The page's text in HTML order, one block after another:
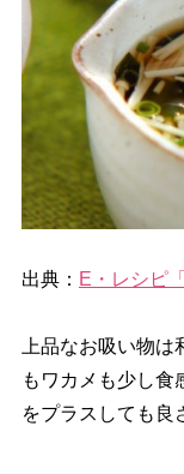
出典： E・レシピ
上品なお吸い物は
もワカメも少し
をプラスしても良